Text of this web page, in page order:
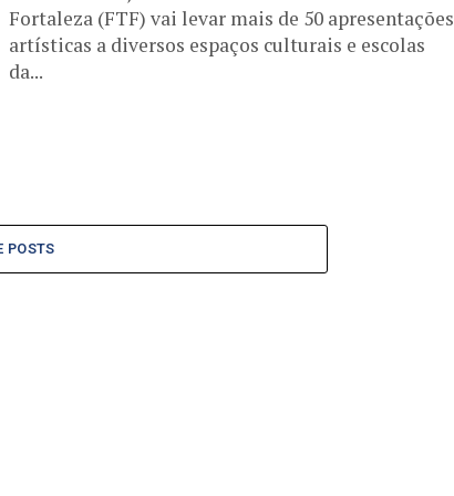
Fortaleza (FTF) vai levar mais de 50 apresentações
artísticas a diversos espaços culturais e escolas
da...
POSTS